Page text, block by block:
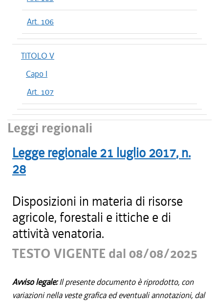
Art. 106
TITOLO V
Capo I
Art. 107
Leggi regionali
Legge regionale 21 luglio 2017, n.
28
Disposizioni in materia di risorse
agricole, forestali e ittiche e di
attività venatoria.
TESTO VIGENTE dal 08/08/2025
Avviso legale:Il presente documento è riprodotto, con
variazioni nella veste grafica ed eventuali annotazioni, dal